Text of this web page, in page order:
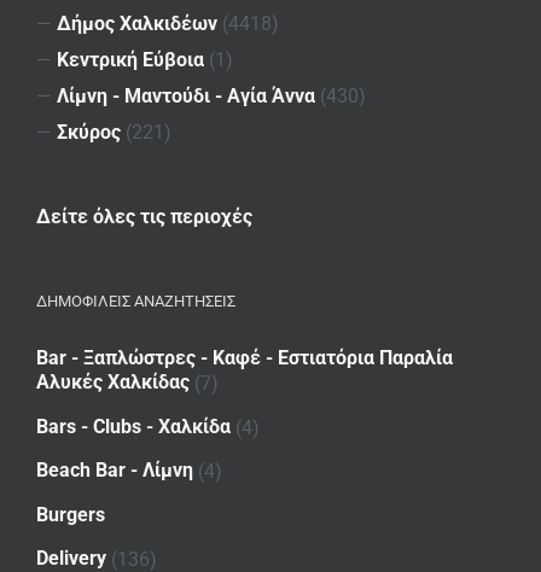
— Δήμος Χαλκιδέων (4418)
— Κεντρική Εύβοια (1)
— Λίμνη - Μαντούδι - Αγία Άννα (430)
— Σκύρος (221)
Δείτε όλες τις περιοχές
ΔΗΜΟΦΙΛΕΙΣ ΑΝΑΖΗΤΗΣΕΙΣ
Bar - Ξαπλώστρες - Καφέ - Εστιατόρια Παραλία
Αλυκές Χαλκίδας (7)
Bars - Clubs - Χαλκίδα (4)
Beach Bar - Λίμνη (4)
Burgers
Delivery (136)